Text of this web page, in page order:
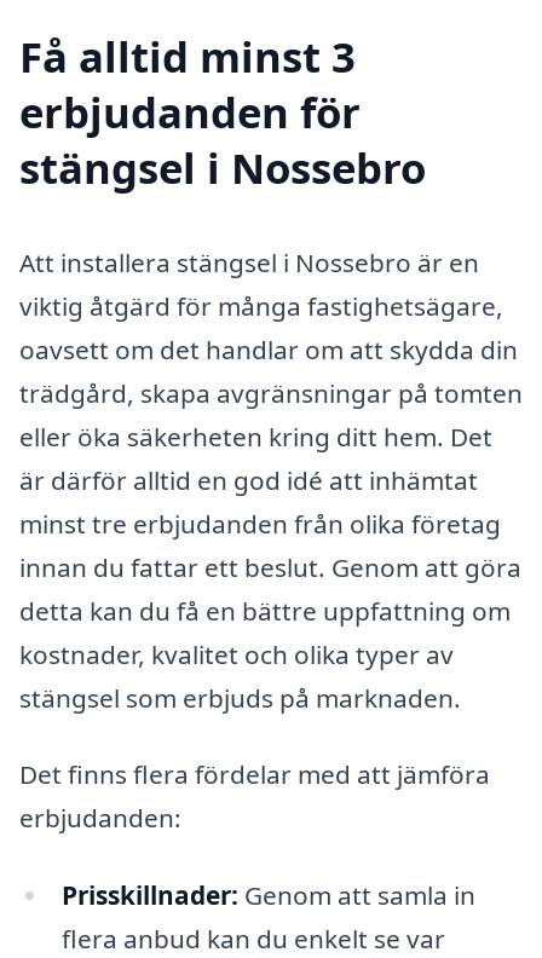
Få alltid minst 3
erbjudanden för
stängsel i Nossebro
Att installera stängsel i Nossebro är en
viktig åtgärd för många fastighetsägare,
oavsett om det handlar om att skydda din
trädgård, skapa avgränsningar på tomten
eller öka säkerheten kring ditt hem. Det
är därför alltid en god idé att inhämtat
minst tre erbjudanden från olika företag
innan du fattar ett beslut. Genom att göra
detta kan du få en bättre uppfattning om
kostnader, kvalitet och olika typer av
stängsel som erbjuds på marknaden.
Det finns flera fördelar med att jämföra
erbjudanden:
Prisskillnader: Genom att samla in
flera anbud kan du enkelt se var